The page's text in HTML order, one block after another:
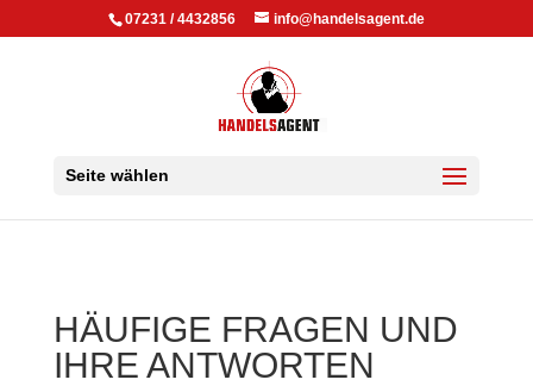
07231 / 4432856 info@handelsagent.de
Seite wählen
HÄUFIGE FRAGEN UND
IHRE ANTWORTEN